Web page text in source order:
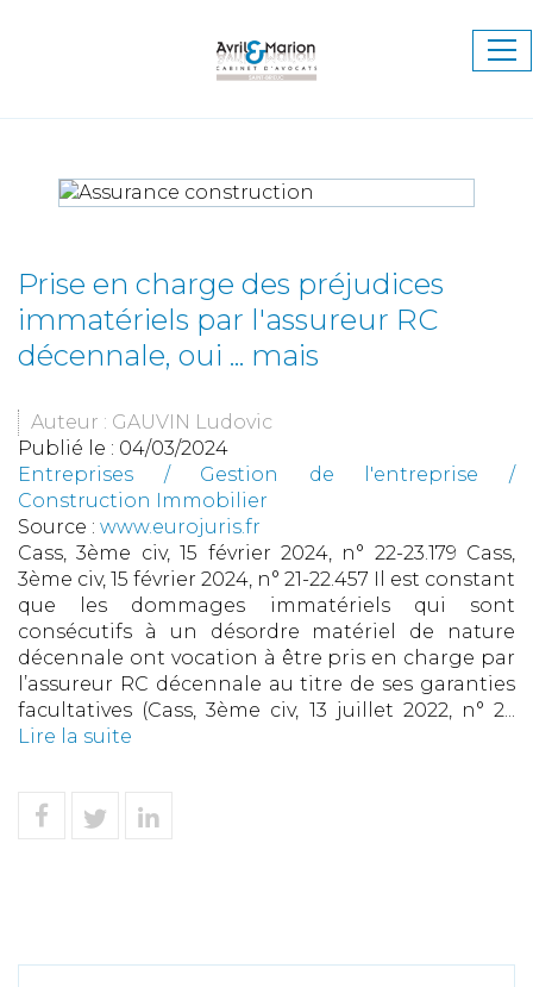
Prise en charge des préjudices
immatériels par l'assureur RC
décennale, oui ... mais
Auteur : GAUVIN Ludovic
Publié le : 04/03/2024
Entreprises / Gestion de l'entreprise /
Construction Immobilier
Source : www.eurojuris.fr
Cass, 3ème civ, 15 février 2024, n° 22-23.179 Cass,
3ème civ, 15 février 2024, n° 21-22.457 Il est constant
que les dommages immatériels qui sont
consécutifs à un désordre matériel de nature
décennale ont vocation à être pris en charge par
l’assureur RC décennale au titre de ses garanties
facultatives (Cass, 3ème civ, 13 juillet 2022, n° 2...
Lire la suite